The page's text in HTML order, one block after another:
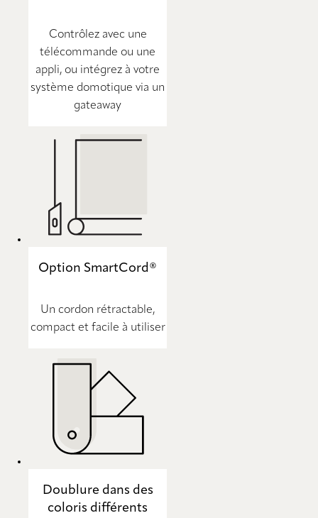
Contrôlez avec une
télécommande ou une
appli, ou intégrez à votre
système domotique via un
gateaway
Option SmartCord®
Un cordon rétractable,
compact et facile à utiliser
Doublure dans des
coloris différents